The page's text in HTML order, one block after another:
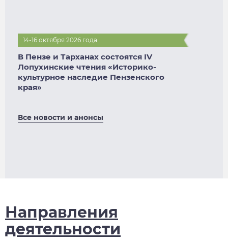
14-16 октября 2026 года
В Пензе и Тарханах состоятся IV
Лопухинские чтения «Историко-
культурное наследие Пензенского
края»
Все новости и анонсы
Направления
деятельности